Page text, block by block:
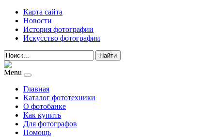
Карта сайта
Новости
История фотографии
Искусство фотографии
Найти
Menu
Главная
Каталог фототехники
О фотобанке
Как купить
Для фотографов
Помощь